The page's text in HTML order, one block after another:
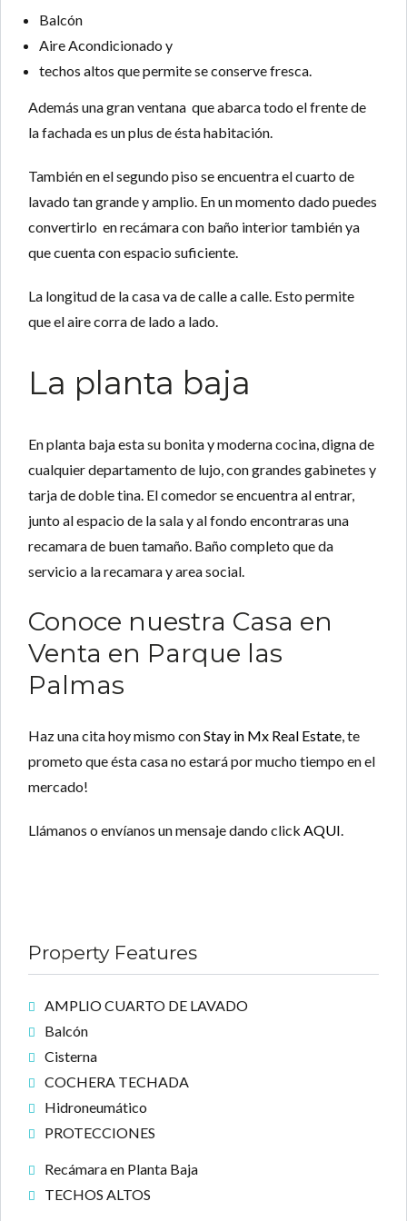
Balcón
Aire Acondicionado y
techos altos que permite se conserve fresca.
Además una gran ventana que abarca todo el frente de
la fachada es un plus de ésta habitación.
También en el segundo piso se encuentra el cuarto de
lavado tan grande y amplio. En un momento dado puedes
convertirlo en recámara con baño interior también ya
que cuenta con espacio suficiente.
La longitud de lacasava de calle a calle. Esto permite
que el aire corra de lado a lado.
La planta baja
En planta baja esta su bonita y moderna cocina, digna de
cualquier departamento de lujo, con grandes gabinetes y
tarja de doble tina. El comedor se encuentra al entrar,
junto al espacio de la sala y al fondo encontraras una
recamara de buen tamaño. Baño completo que da
servicio a la recamara y area social.
Conoce nuestra Casa en
Venta en Parque las
Palmas
Haz una cita hoy mismo conStay in Mx Real Estate, te
prometo que ésta casa no estará por mucho tiempo en el
mercado!
Llámanos o envíanos un mensaje dando click AQUI.
Property Features
AMPLIO CUARTO DE LAVADO
Balcón
Cisterna
COCHERA TECHADA
Hidroneumático
PROTECCIONES
Recámara en Planta Baja
TECHOS ALTOS